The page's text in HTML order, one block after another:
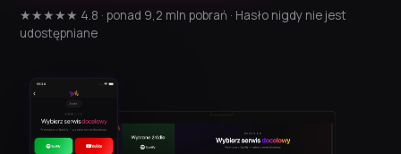
★★★★★ 4.8 · ponad 9,2 mln pobrań · Hasło nigdy nie jest
udostępniane